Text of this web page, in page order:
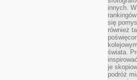
innych.
się
również
świata.
je
podróż